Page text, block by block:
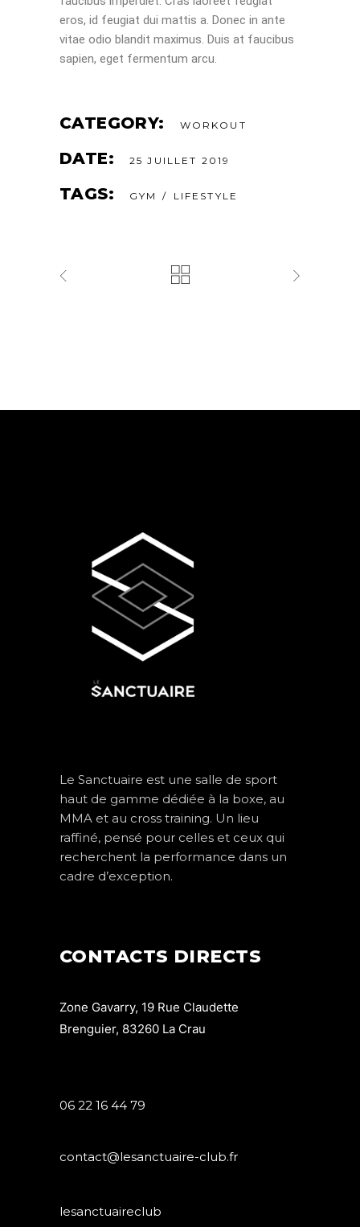
eros, id feugiat dui mattis a. Donec in ante
vitae odio blandit maximus. Duis at faucibus
sapien, eget fermentum arcu.
CATEGORY: WORKOUT
DATE: 25 JUILLET 2019
TAGS: GYM LIFESTYLE
Le Sanctuaire est une salle de sport
haut de gamme dédiée à la boxe, au
MMA et au cross training. Un lieu
raffiné, pensé pour celles et ceux qui
recherchent la performance dans un
cadre d’exception.
CONTACTS DIRECTS
Zone Gavarry, 19 Rue Claudette
Brenguier, 83260 La Crau
06 22 16 44 79
contact@lesanctuaire-club.fr
lesanctuaireclub